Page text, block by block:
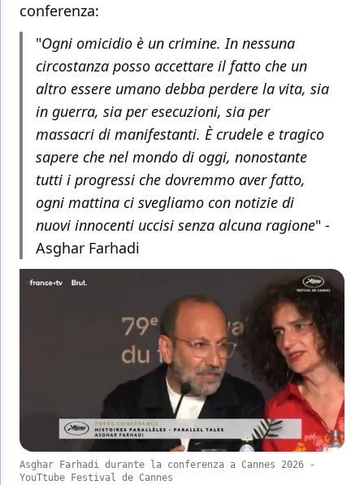
conferenza:
"Ogni omicidio è un crimine. In nessuna
circostanza posso accettare il fatto che un
altro essere umano debba perdere la vita, sia
in guerra, sia per esecuzioni, sia per
massacri di manifestanti. È crudele e tragico
sapere che nel mondo di oggi, nonostante
tutti i progressi che dovremmo aver fatto,
ogni mattina ci svegliamo con notizie di
nuovi innocenti uccisi senza alcuna ragione" -
Asghar Farhadi
Asghar Farhadi durante la conferenza a Cannes 2026 -
YouTtube Festival de Cannes